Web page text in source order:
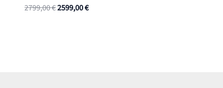
2799,00€Alkuperäinen
2599,00€Nykyinen